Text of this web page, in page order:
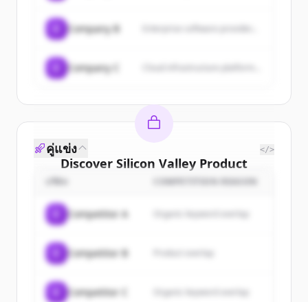
Company B
Company C
Discover Silicon Valley Product
customers
Sign up for free to view all
ofSilicon Valley Product Group
New accounts include trial credits to
get started.
Create Free Account
คู่แข่ง </>
COMPETITION REASON
Competitor A Organic keyword overlap
Competitor B
Competitor C Organic keyword overlap